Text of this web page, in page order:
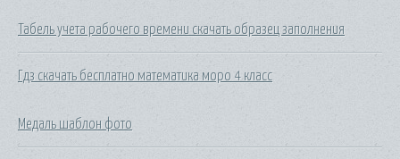
Табель учета рабочего времени скачать образец заполнения
Гдз скачать бесплатно математика моро 4 класс
Медаль шаблон фото